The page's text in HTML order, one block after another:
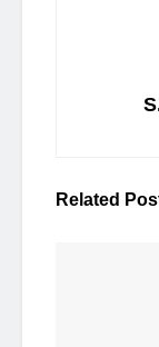
Related